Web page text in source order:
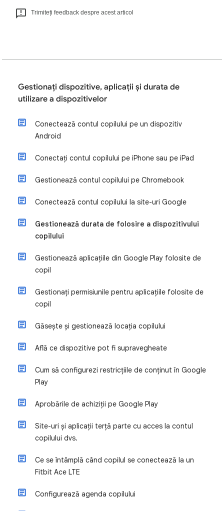
Trimiteți feedback despre acest articol
Gestionați dispozitive, aplicații și durata de
utilizare a dispozitivelor
Conectează contul copilului pe un dispozitiv
Android
Conectați contul copilului pe iPhone sau pe iPad
Gestionează contul copilului pe Chromebook
Conectează contul copilului la site-uri Google
Gestionează durata de folosire a dispozitivului
copilului
Gestionează aplicațiile din Google Play folosite de
copil
Gestionați permisiunile pentru aplicațiile folosite de
copil
Găsește și gestionează locația copilului
Află ce dispozitive pot fi supravegheate
Cum să configurezi restricțiile de conținut în Google
Play
Aprobările de achiziții pe Google Play
Site-uri și aplicații terță parte cu acces la contul
copilului dvs.
Ce se întâmplă când copilul se conectează la un
Fitbit Ace LTE
Configurează agenda copilului